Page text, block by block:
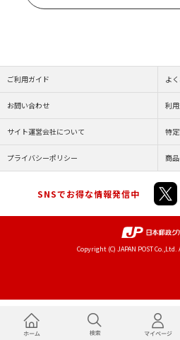
ご利用ガイド よ
お問い合わせ 利
サイト運営会社について 特
プライバシーポリシー 商
SNSでお得な情報発信中
Copyright (C) JAPAN POST